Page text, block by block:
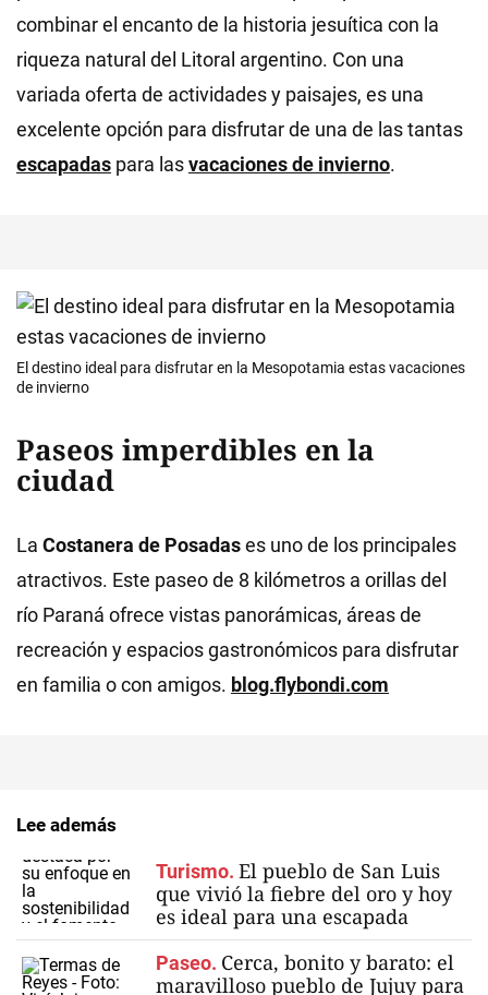
combinar el encanto de la historia jesuítica con la
riqueza natural del Litoral argentino. Con una
variada oferta de actividades y paisajes, es una
excelente opción para disfrutar de una de las tantas
escapadas para lasvacaciones de invierno.
El destino ideal para disfrutar en la Mesopotamia estas vacaciones
de invierno
Paseos imperdibles en la
ciudad
La Costanera de Posadases uno de los principales
atractivos. Este paseo de 8 kilómetros a orillas del
río Paraná ofrece vistas panorámicas, áreas de
recreación y espacios gastronómicos para disfrutar
en familia o con amigos. blog.flybondi.com
Lee además
Turismo. El pueblo de San Luis
que vivió la fiebre del oro y hoy
es ideal para una escapada
Paseo. Cerca, bonito y barato: el
maravilloso pueblo de Jujuy para